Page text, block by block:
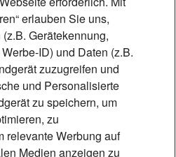
schafft“
erlauben Sie uns,
Gerätekennung,
ID) und Daten (z.B.
zuzugreifen und
und Personalisierte
zu speichern, um
zu
relevante Werbung auf
Medien anzeigen zu